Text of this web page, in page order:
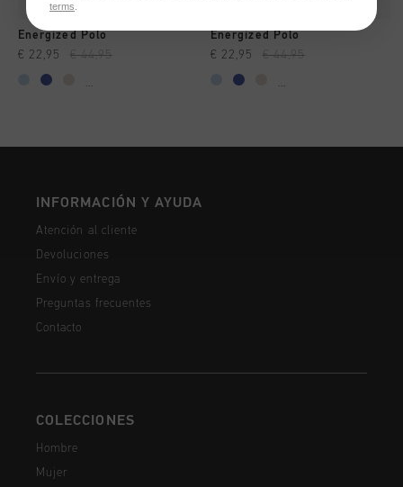
Energized Polo
€ 22,95 € 44,95
...
Energized Polo
€ 22,95 € 44,95
...
INFORMACIÓN Y AYUDA
Atención al cliente
Devoluciones
Envío y entrega
Preguntas frecuentes
Contacto
COLECCIONES
Hombre
Mujer
terms